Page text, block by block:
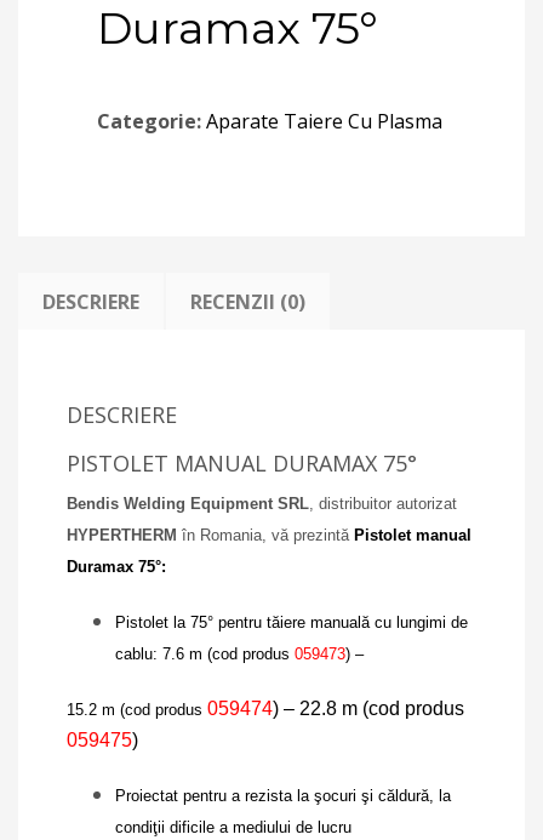
Duramax 75°
Categorie:Aparate Taiere Cu Plasma
DESCRIERE RECENZII (0)
DESCRIERE
PISTOLET MANUAL DURAMAX 75°
Bendis Welding Equipment SRL, distribuitor autorizat
HYPERTHERM în Romania, vă prezintă Pistolet manual
Duramax 75°:
Pistolet la 75° pentru tăiere manuală cu lungimi de
cablu: 7.6 m (cod produs 059473) –
15.2 m (cod produs 059474) – 22.8 m (cod produs
059475)
Proiectat pentru a rezista la şocuri şi căldură, la
condiţii dificile a mediului de lucru